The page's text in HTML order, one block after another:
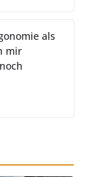
als
mir